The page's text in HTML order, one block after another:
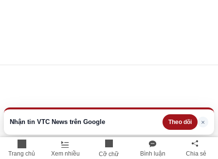
Trang chủ Xem nhiều Cỡ chữ Bình luận Chia sẻ
Nhận tin VTC News trên Google Theo dõi ×